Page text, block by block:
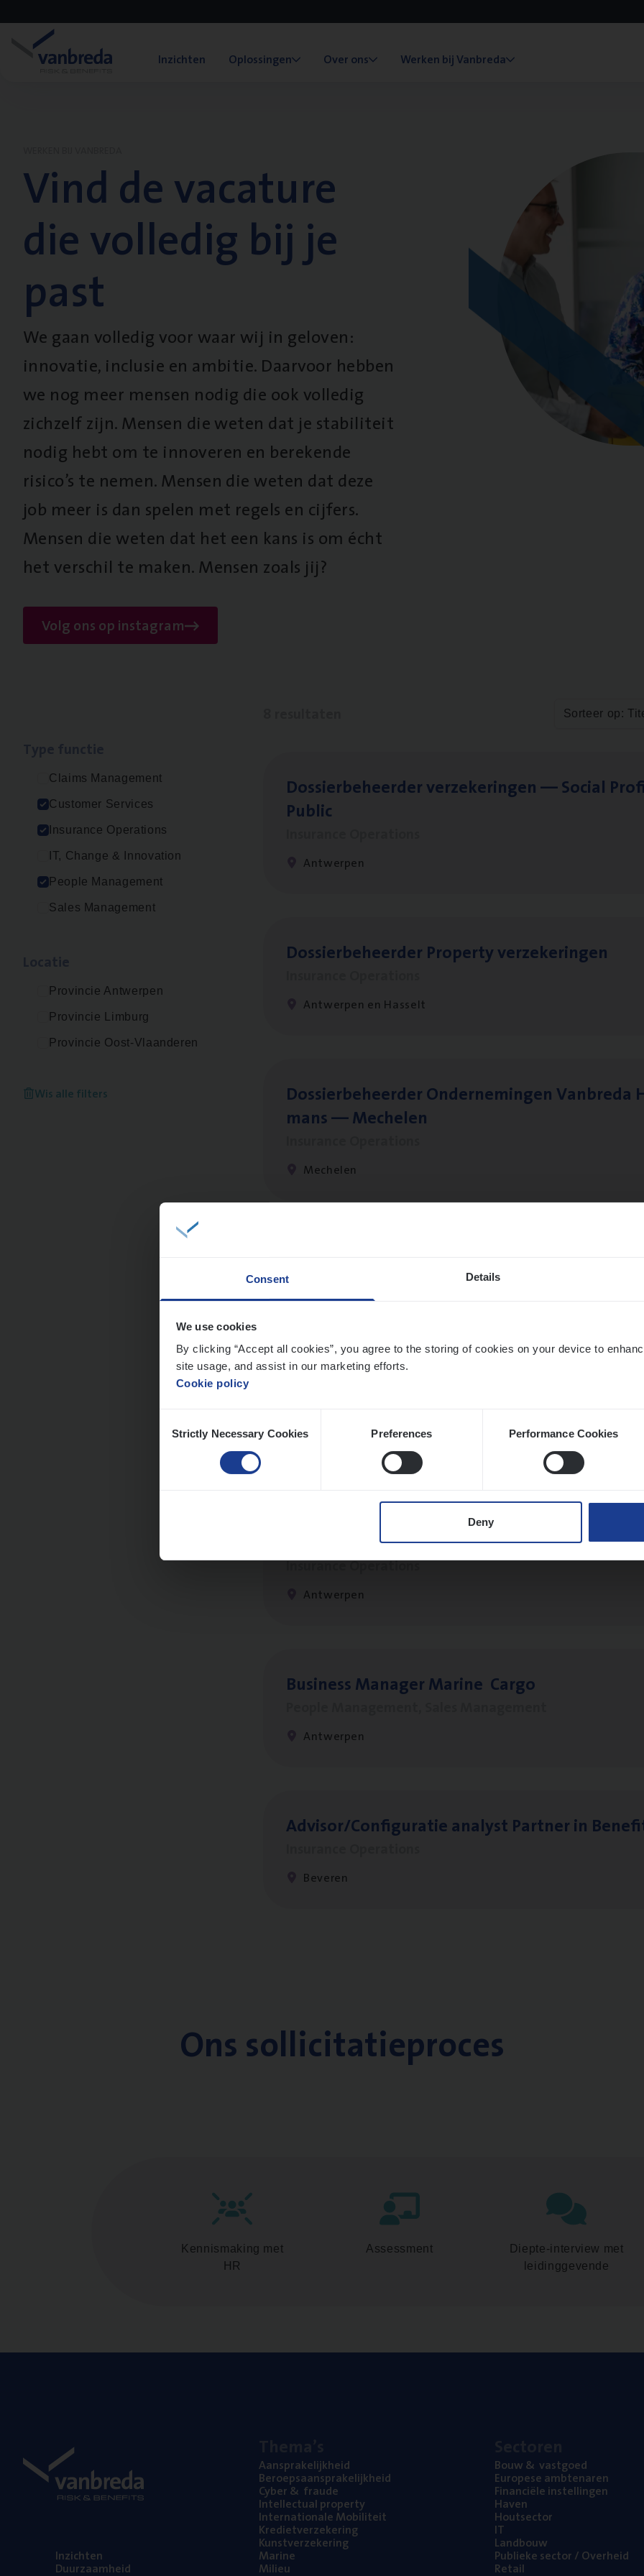
Consent Details
We use cookies
By clicking “Accept all cookies”, you agree to the storing of cookies on your device to
site usage, and assist in our marketing efforts.
Cookie policy
Selection
Strictly Necessary Cookies Preferences Performance Cookies
Deny
Inzichten Oplossingen Over ons Werken bij Vanbreda
Vind de vacature
die volledig bij je
past
We gaan volledig voor waar wij in geloven:
innovatie, inclusie en ambitie. Daarvoor hebben
we nog meer mensen nodig die ook volledig
zichzelf zijn. Mensen die weten dat je stabiliteit
nodig hebt om te innoveren en berekende
risico’s te nemen. Mensen die weten dat deze
job meer is dan spelen met regels en cijfers.
Mensen die weten dat het een kans is om écht
het verschil te maken. Mensen zoals jij?
Volg ons op instagram
Claims Management
Customer Services
Insurance Operations
IT, Change & Innovation
People Management
Sales Management
Provincie Antwerpen
Provincie Limburg
Provincie Oost-Vlaanderen
Wis alle filters
Sorteer op:
Dos­sier­be­heer­der ver­ze­ke­rin­gen — Soci­al
Public
Antwerpen
Dos­sier­be­heer­der Pro­per­ty verzekeringen
Antwerpen en Hasselt
Dos­sier­be­heer­der Onder­ne­min­gen Van­b­re­da
mans — Mechelen
Mechelen
Insurance Operations
Customer Services
Client Exe­cu­ti­ve Marine
Insurance Operations
Antwerpen
Busi­ness Mana­ger Mari­ne Cargo
Antwerpen
Advisor/​Configuratie ana­lyst Part­ner in
Beveren
Ons sollicitatieproces
Kennismaking met
HR
Assessment
Diepte-interview met
leidinggevende
Inzich­ten
Duur­zaam­heid
Aan­spra­ke­lijk­heid
Beroeps­aan­spra­ke­lijk­heid
Cyber& fraude
Intel­lec­tu­al property
Inter­na­ti­o­na­le Mobiliteit
Kre­diet­ver­ze­ke­ring
Kunst­ver­ze­ke­ring
Mari­ne
Mili­eu
Bouw& vastgoed
Euro­pe­se ambtenaren
Finan­ci­ë­le instellingen
Haven
Hout­sec­tor
IT
Land­bouw
Publie­ke sec­tor / Overheid
Retail